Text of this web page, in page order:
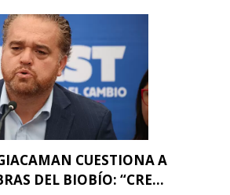
CUESTIONA A
DEL BIOBÍO: “CRE...